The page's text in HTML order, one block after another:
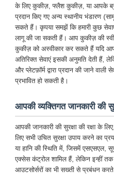
के लिए कुकीज़, फ्लैश कुकीज़, या आपके
प्रदान किए गए अन्य स्थानीय भंडारण
सकते हैं। कृपया समझें कि हमारी कुछ
लागू की जा सकती हैं। आप कुकीज़ की
कुकीज़ को अस्वीकार कर सकते हैं यदि
अतिरिक्त सेवाएं इसकी अनुमति देती हैं,
और प्लेटफ़ॉर्म द्वारा प्रदान की जाने
प्रभावित हो सकती है।
आपकी व्यक्तिगत जानकारी की
आपकी जानकारी की सुरक्षा की रक्षा के
लिए सभी उचित सुरक्षा उपाय करने का
या हानि की स्थिति में, जिसमें एसएसएल,
एक्सेस कंट्रोल शामिल हैं, लेकिन इन्हीं तक
आउटसोर्सरों का भी सख्ती से प्रबंधन